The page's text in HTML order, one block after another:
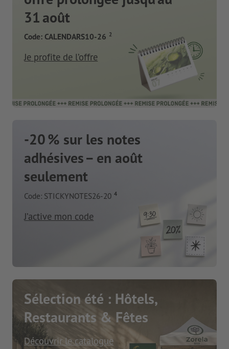
31 août
Code: CALENDARS10-26 2
Je profite de l’offre
-20 % sur les notes
adhésives – en août
seulement
Code: STICKYNOTES26-20 4
J’active mon code
Sélection été : Hôtels,
Restaurants & Fêtes
Découvrir le catalogue